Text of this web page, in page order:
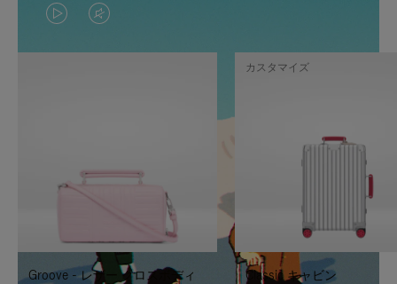
VIDEO
IS
TO
IT
VIDEO
IS
UNMUTE
IT
Groove - レザー クロスボディ
Classic キャビン
カスタマイズ